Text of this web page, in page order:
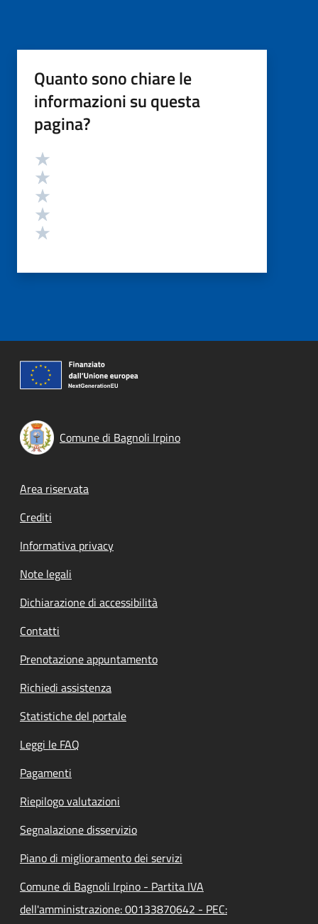
Quanto sono chiare le
informazioni su questa
pagina?
Valutazione
Comune di Bagnoli Irpino
Footer menu
Area riservata
Crediti
Informativa privacy
Note legali
Dichiarazione di accessibilità
Contatti
Prenotazione appuntamento
Richiedi assistenza
Statistiche del portale
Leggi le FAQ
Pagamenti
Riepilogo valutazioni
Segnalazione disservizio
Piano di miglioramento dei servizi
Comune di Bagnoli Irpino - Partita IVA
dell'amministrazione: 00133870642 - PEC: